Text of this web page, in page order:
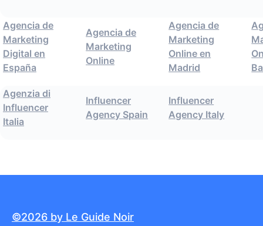
Agencia de
Marketing
Digital en
España
Agencia de
Marketing
Agencia de
Marketing
Online en
Agenzia di
Influencer
Influencer
Agency Spain
Influencer
Agency Italy